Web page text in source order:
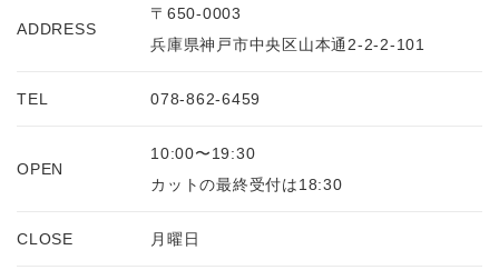
ADDRESS
〒650-0003
兵庫県神戸市中央区山本通2-2-2-101
TEL 078-862-6459
OPEN
10:00〜19:30
カットの最終受付は18:30
CLOSE 月曜日